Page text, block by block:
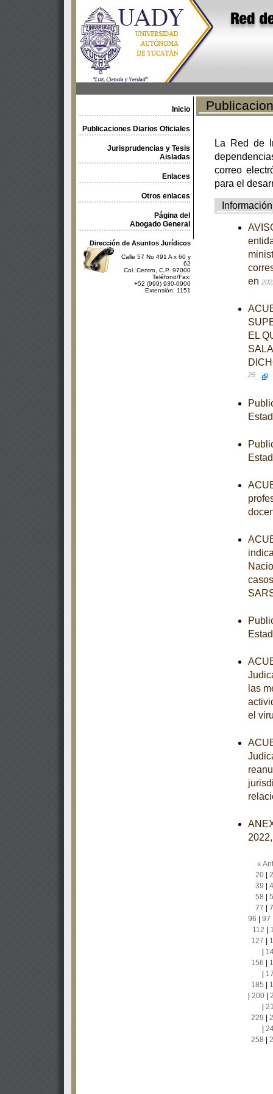
Inicio
Publicaciones Diarios Oficiales
Jurisprudencias y Tesis
Aisladas
Enlaces
Otros enlaces
Página del
Abogado General
Dirección de Asuntos Jurídicos
Calle 57 No 491 A x 60 y
62
Col. Centro, C.P. 97000
Teléfono/Fax:
+52 (999) 930-0900
Extensión: 1151
La Red de
correo
para el
Información
en
EL
25
las
el
«
20|
39
58
77
96
97
112
127
156
185
200|
229
258